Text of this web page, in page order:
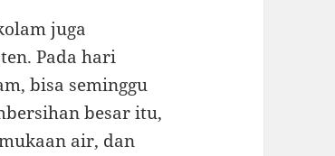
juga
Pada hari
bisa seminggu
besar itu,
air, dan